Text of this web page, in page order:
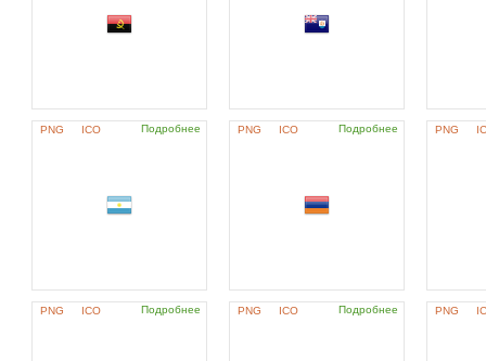
PNG ICO Подробнее PNG ICO Подробнее PNG
PNG ICO Подробнее PNG ICO Подробнее PNG